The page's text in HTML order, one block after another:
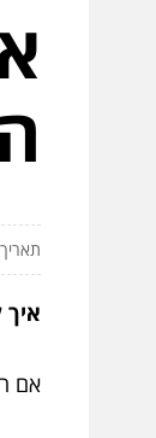
תאריך:
אם